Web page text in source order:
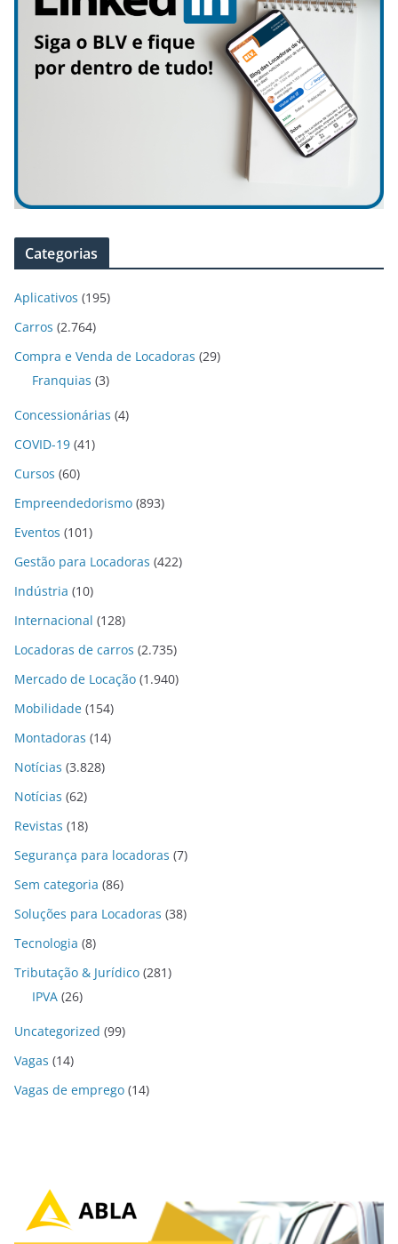
Categorias
Aplicativos (195)
Carros (2.764)
Compra e Venda de Locadoras (29)
Franquias (3)
Concessionárias (4)
COVID-19 (41)
Cursos (60)
Empreendedorismo (893)
Eventos (101)
Gestão para Locadoras (422)
Indústria (10)
Internacional (128)
Locadoras de carros (2.735)
Mercado de Locação (1.940)
Mobilidade (154)
Montadoras (14)
Notícias (3.828)
Notícias (62)
Revistas (18)
Segurança para locadoras (7)
Sem categoria (86)
Soluções para Locadoras (38)
Tecnologia (8)
Tributação & Jurídico (281)
IPVA (26)
Uncategorized (99)
Vagas (14)
Vagas de emprego (14)